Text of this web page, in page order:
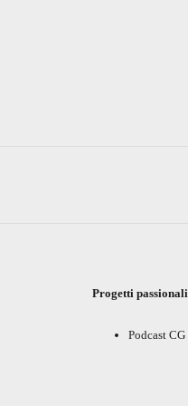
Progetti passionali
Podcast CG